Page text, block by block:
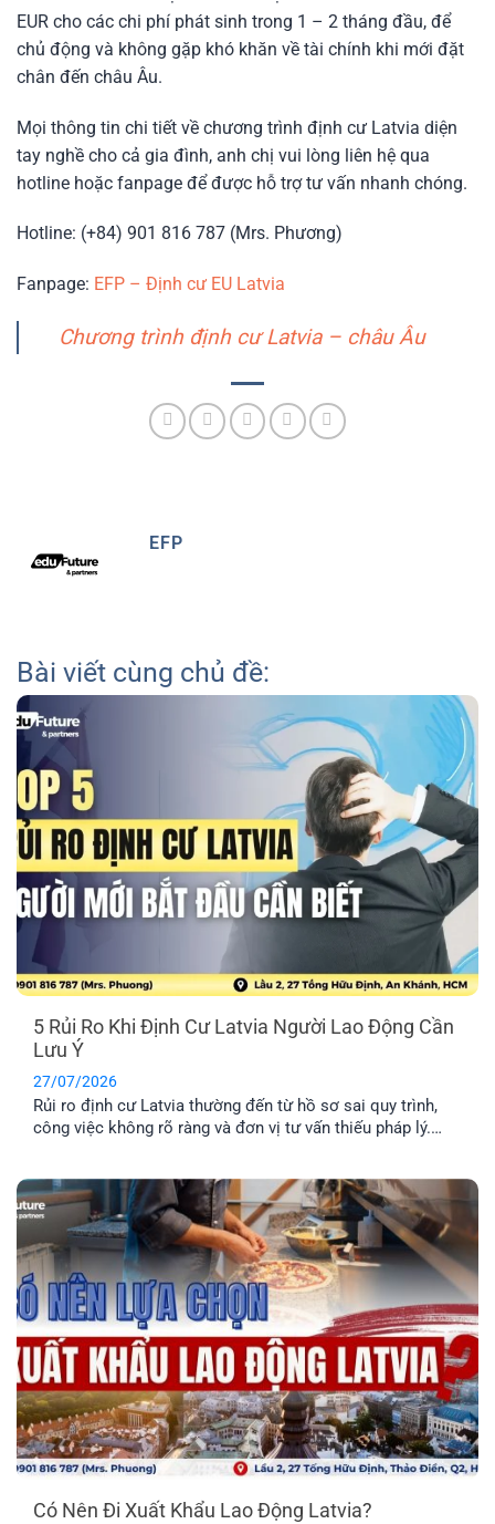
EUR cho các chi phí phát sinh trong 1 – 2 tháng đầu, để
chủ động và không gặp khó khăn về tài chính khi mới đặt
chân đến châu Âu.
Mọi thông tin chi tiết về chương trình định cư Latvia diện
tay nghề cho cả gia đình, anh chị vui lòng liên hệ qua
hotline hoặc fanpage để được hỗ trợ tư vấn nhanh chóng.
Hotline: (+84) 901 816 787 (Mrs. Phương)
Fanpage: EFP – Định cư EU Latvia
Chương trình định cư Latvia – châu Âu
EFP
Bài viết cùng chủ đề:
5 Rủi Ro Khi Định Cư Latvia Người Lao Động Cần
Lưu Ý
27/07/2026
Rủi ro định cư Latvia thường đến từ hồ sơ sai quy trình,
công việc không rõ ràng và đơn vị tư vấn thiếu pháp lý.
Có Nên Đi Xuất Khẩu Lao Động Latvia?